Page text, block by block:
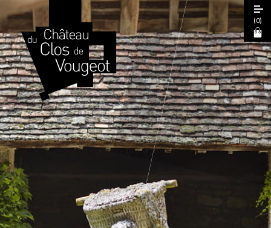
Journées Européennes du Patrimoine
2026
Visite Libre
(0)